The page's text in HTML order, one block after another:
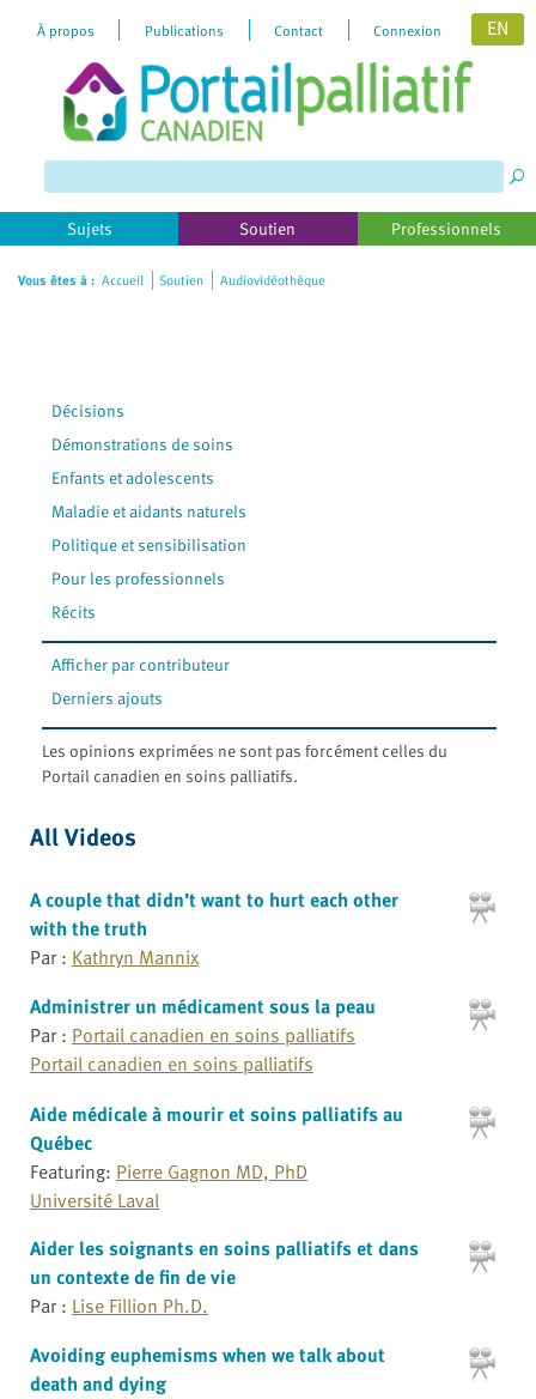
website
includes
an
accessibility
À propos Publications Contact Connexion EN
Sujets Soutien Professionnels
Vous êtes à : Accueil Soutien Audiovidéothèque
Décisions
Démonstrations de soins
Enfants et adolescents
Maladie et aidants naturels
Politique et sensibilisation
Pour les professionnels
Récits
Afficher par contributeur
Derniers ajouts
Les opinions exprimées ne sont pas forcément celles du
Portail canadien en soins palliatifs.
All Videos
A couple that didn’t want to hurt each other
with the truth
Par : Kathryn Mannix
Administrer un médicament sous la peau
Par : Portail canadien en soins palliatifs
Portail canadien en soins palliatifs
Aide médicale à mourir et soins palliatifs au
Québec
Featuring: Pierre Gagnon MD, PhD
Université Laval
Aider les soignants en soins palliatifs et dans
un contexte de fin de vie
Par : Lise Fillion Ph.D.
Avoiding euphemisms when we talk about
death and dying